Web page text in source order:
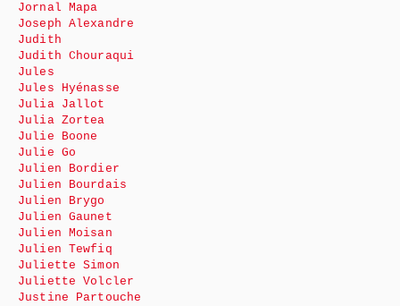
Jornal Mapa
Joseph Alexandre
Judith
Judith Chouraqui
Jules
Jules Hyénasse
Julia Jallot
Julia Zortea
Julie Boone
Julie Go
Julien Bordier
Julien Bourdais
Julien Brygo
Julien Gaunet
Julien Moisan
Julien Tewfiq
Juliette Simon
Juliette Volcler
Justine Partouche